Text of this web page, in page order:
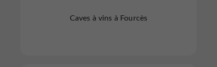
Caves à vins à Fourcès